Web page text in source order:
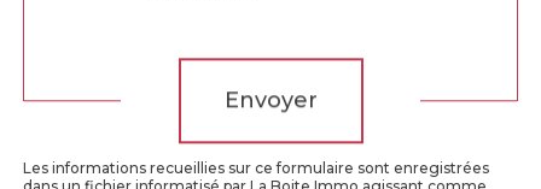
Envoyer
Les informations recueillies sur ce formulaire sont enregistrées